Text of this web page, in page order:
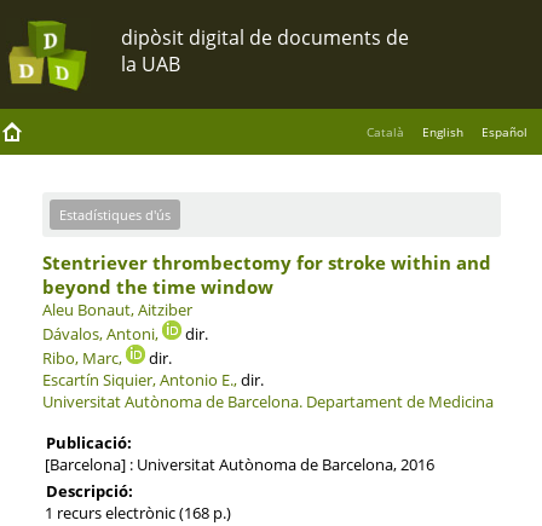
Català English Español
Estadístiques d'ús
Stentriever thrombectomy for stroke within and
beyond the time window
Aleu Bonaut, Aitziber
Dávalos, Antoni,
dir.
Ribo, Marc,
dir.
Escartín Siquier, Antonio E.,dir.
Universitat Autònoma de Barcelona. Departament de Medicina
Publicació:
[Barcelona] : Universitat Autònoma de Barcelona, 2016
Descripció:
1 recurs electrònic (168 p.)